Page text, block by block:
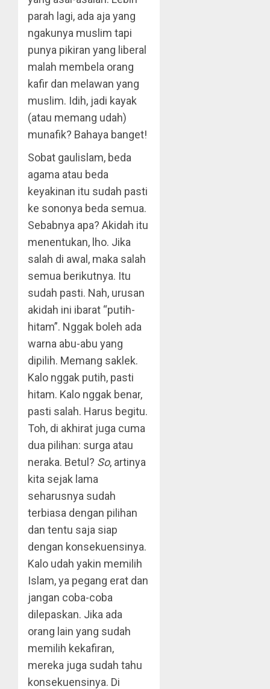
parah lagi, ada aja yang
ngakunya muslim tapi
punya pikiran yang liberal
malah membela orang
kafir dan melawan yang
muslim. Idih, jadi kayak
(atau memang udah)
munafik? Bahaya banget!
Sobat gaulislam, beda
agama atau beda
keyakinan itu sudah pasti
ke sononya beda semua.
Sebabnya apa? Akidah itu
menentukan, lho. Jika
salah di awal, maka salah
semua berikutnya. Itu
sudah pasti. Nah, urusan
akidah ini ibarat “putih-
hitam”. Nggak boleh ada
warna abu-abu yang
dipilih. Memang saklek.
Kalo nggak putih, pasti
hitam. Kalo nggak benar,
pasti salah. Harus begitu.
Toh, di akhirat juga cuma
dua pilihan: surga atau
neraka. Betul? So, artinya
kita sejak lama
seharusnya sudah
terbiasa dengan pilihan
dan tentu saja siap
dengan konsekuensinya.
Kalo udah yakin memilih
Islam, ya pegang erat dan
jangan coba-coba
dilepaskan. Jika ada
orang lain yang sudah
memilih kekafiran,
mereka juga sudah tahu
konsekuensinya. Di